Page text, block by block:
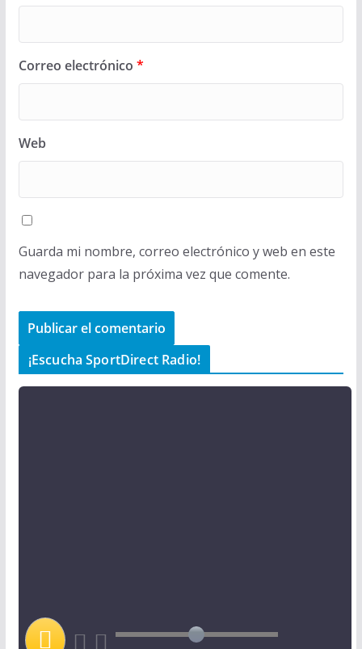
Correo electrónico *
Web
Guarda mi nombre, correo electrónico y web en este
navegador para la próxima vez que comente.
¡Escucha SportDirect Radio!